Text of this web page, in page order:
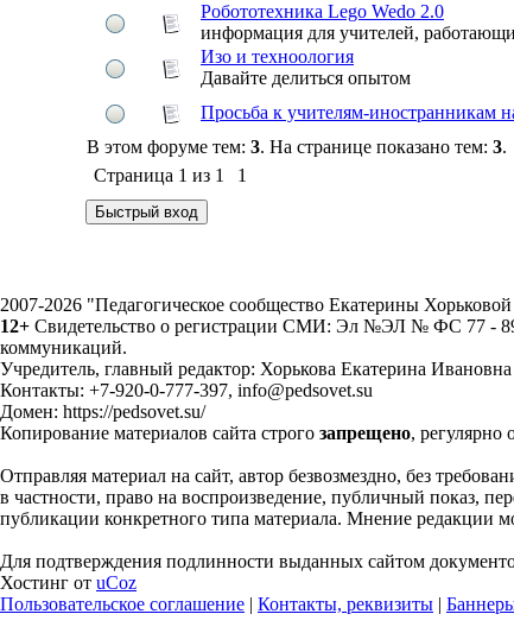
Робототехника Lego Wedo 2.0
информация для учителей,
Изо и техноология
Давайте делиться опытом
Просьба к учителям-иностранникам
В этом форуме тем: 3. На странице показано тем: 3.
Страница 1 из 1
1
2007-2026 "Педагогическое сообщество Екатерины
12+ Свидетельство о регистрации СМИ: Эл №ЭЛ № ФС 77 -
коммуникаций.
Учредитель, главный редактор: Хорькова Екатерина Ивановна
Контакты: +7-920-0-777-397, info@pedsovet.su
Домен: https://pedsovet.su/
Копирование материалов сайта строго запрещено, регулярно
Отправляя материал на сайт, автор безвозмездно, без
в частности, право на воспроизведение, публичный показ,
публикации конкретного типа материала. Мнение редакции
Для подтверждения подлинности выданных сайтом
Хостинг от uCoz
Пользовательское соглашение | Контакты, реквизиты |